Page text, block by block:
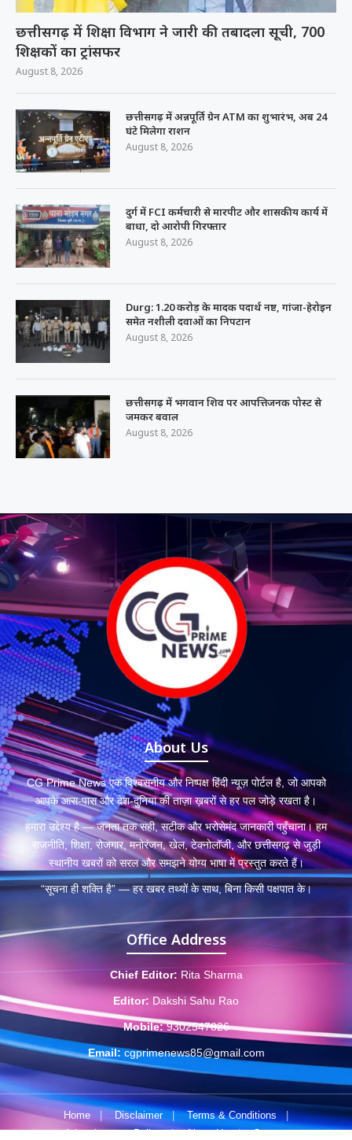
छत्तीसगढ़ में शिक्षा विभाग ने जारी की तबादला सूची, 700
शिक्षकों का ट्रांसफर
August 8, 2026
छत्तीसगढ़ में अन्नपूर्ति ग्रेन ATM का शुभारंभ, अब 24
घंटे मिलेगा राशन
August 8, 2026
दुर्ग में FCI कर्मचारी से मारपीट और शासकीय कार्य में
बाधा, दो आरोपी गिरफ्तार
August 8, 2026
Durg: 1.20 करोड़ के मादक पदार्थ नष्ट, गांजा-हेरोइन
समेत नशीली दवाओं का निपटान
August 8, 2026
छत्तीसगढ़ में भगवान शिव पर आपत्तिजनक पोस्ट से
जमकर बवाल
August 8, 2026
About Us
CG Prime News एक विश्वसनीय और निष्पक्ष हिंदी न्यूज़ पोर्टल है, जो आपको
आपके आस-पास और देश-दुनिया की ताज़ा ख़बरों से हर पल जोड़े रखता है।
हमारा उद्देश्य है — जनता तक सही, सटीक और भरोसेमंद जानकारी पहुँचाना। हम
राजनीति, शिक्षा, रोजगार, मनोरंजन, खेल, टेक्नोलॉजी, और छत्तीसगढ़ से जुड़ी
स्थानीय खबरों को सरल और समझने योग्य भाषा में प्रस्तुत करते हैं।
“सूचना ही शक्ति है” — हर खबर तथ्यों के साथ, बिना किसी पक्षपात के।
Office Address
Chief Editor: Rita Sharma
Editor: Dakshi Sahu Rao
Mobile: 9302547826
Email: cgprimenews85@gmail.com
Home Disclaimer Terms & Conditions
|
Advertisement Policy
| About Us | Contact